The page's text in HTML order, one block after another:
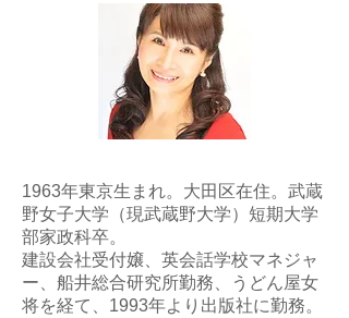
1963年東京生まれ。大田区在住。武蔵
野女子大学（現武蔵野大学）短期大学
部家政科卒。
建設会社受付嬢、英会話学校マネジャ
ー、船井総合研究所勤務、うどん屋女
将を経て、1993年より出版社に勤務。